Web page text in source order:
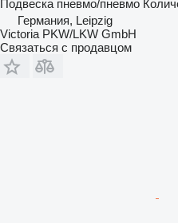
Подвеска пневмо/пневмо
Германия, Leipzig
Victoria PKW/LKW GmbH
Связаться с продавцом